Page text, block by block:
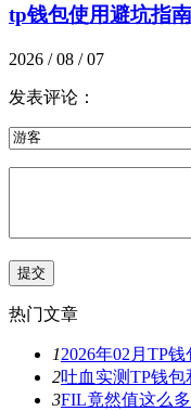
tp钱包使用避坑指南
2026 / 08 / 07
发表评论：
热门文章
12026年02月TP
2吐血实测TP钱
3FIL竟然值这么